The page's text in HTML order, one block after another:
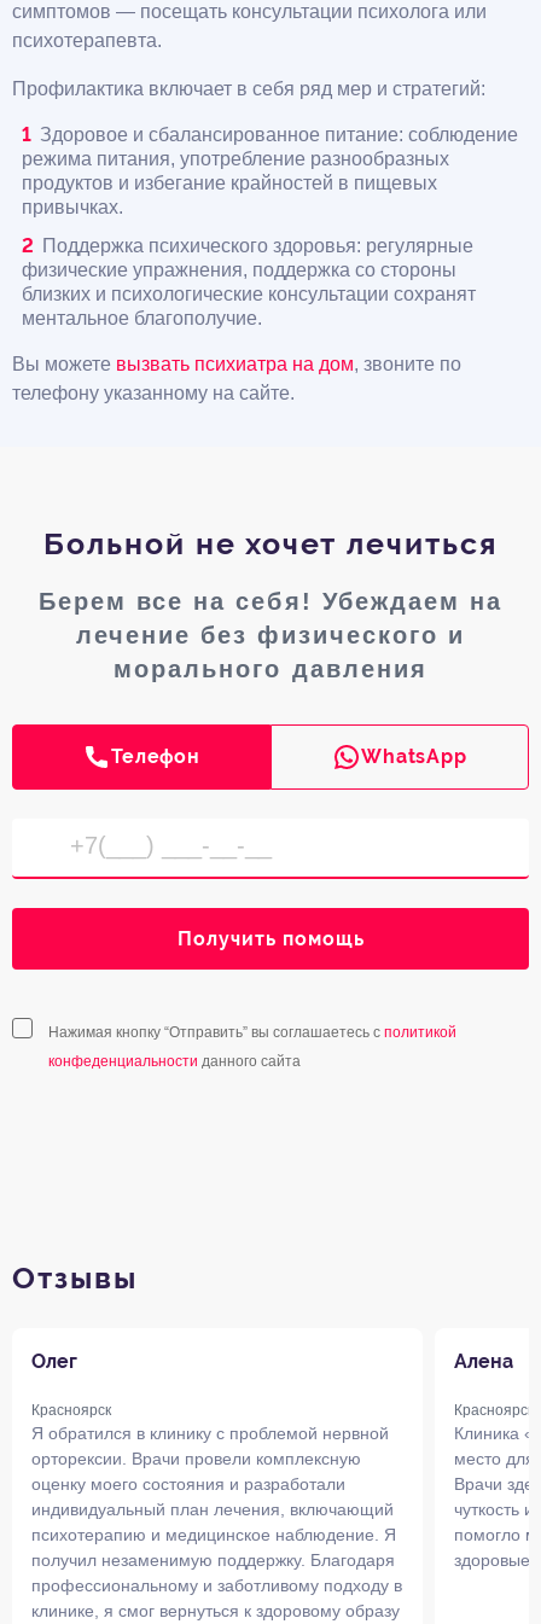
симптомов — посещать консультации психолога или
психотерапевта.
Профилактика включает в себя ряд мер и стратегий:
Здоровое и сбалансированное питание: соблюдение
режима питания, употребление разнообразных
продуктов и избегание крайностей в пищевых
привычках.
Поддержка психического здоровья: регулярные
физические упражнения, поддержка со стороны
близких и психологические консультации сохранят
ментальное благополучие.
Вы можете вызвать психиатра на дом, звоните по
телефону указанному на сайте.
Больной не хочет лечиться
Берем все на себя! Убеждаем на
лечение без физического и
морального давления
Телефон WhatsApp
Получить помощь
Нажимая кнопку “Отправить” вы соглашаетесь с политикой
конфеденциальности данного сайта
Отзывы
Олег
Красноярск
Я обратился в клинику с проблемой нервной
орторексии. Врачи провели комплексную
оценку моего состояния и разработали
индивидуальный план лечения, включающий
психотерапию и медицинское наблюдение. Я
получил незаменимую поддержку. Благодаря
профессиональному и заботливому подходу в
клинике, я смог вернуться к здоровому образу
Алена
Красноярск
Клиника
место для
Врачи
чуткость
помогло
здоровые